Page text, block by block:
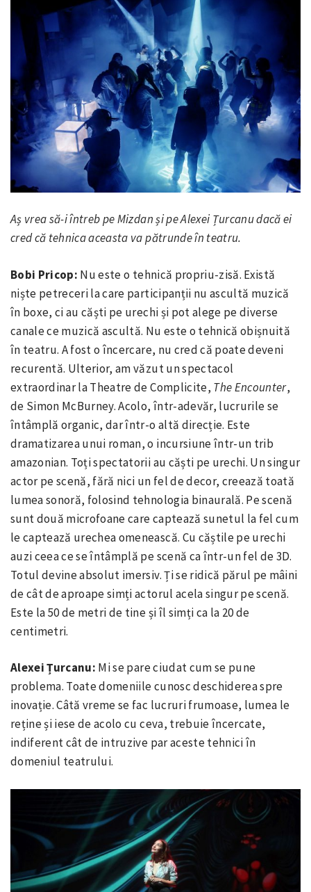
Aș vrea să-i întreb pe Mizdan și pe Alexei Țurcanu dacă ei
cred că tehnica aceasta va pătrunde în teatru.
Bobi Pricop: Nu este o tehnică propriu-zisă. Există
niște petreceri la care participanții nu ascultă muzică
în boxe, ci au căști pe urechi și pot alege pe diverse
canale ce muzică ascultă. Nu este o tehnică obișnuită
în teatru. A fost o încercare, nu cred că poate deveni
recurentă. Ulterior, am văzut un spectacol
extraordinar la Theatre de Complicite, The Encounter,
de Simon McBurney. Acolo, într-adevăr, lucrurile se
întâmplă organic, dar într-o altă direcție. Este
dramatizarea unui roman, o incursiune într-un trib
amazonian. Toți spectatorii au căști pe urechi. Un singur
actor pe scenă, fără nici un fel de decor, creează toată
lumea sonoră, folosind tehnologia binaurală. Pe scenă
sunt două microfoane care captează sunetul la fel cum
le captează urechea omenească. Cu căștile pe urechi
auzi ceea ce se întâmplă pe scenă ca într-un fel de 3D.
Totul devine absolut imersiv. Ți se ridică părul pe mâini
de cât de aproape simți actorul acela singur pe scenă.
Este la 50 de metri de tine și îl simți ca la 20 de
centimetri.
Alexei Țurcanu: Mi se pare ciudat cum se pune
problema. Toate domeniile cunosc deschiderea spre
inovație. Câtă vreme se fac lucruri frumoase, lumea le
reține și iese de acolo cu ceva, trebuie încercate,
indiferent cât de intruzive par aceste tehnici în
domeniul teatrului.